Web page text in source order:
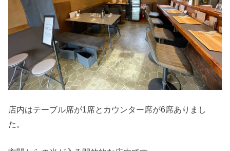
店内はテーブル席が1席とカウンター席が6席ありまし
た。